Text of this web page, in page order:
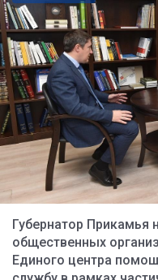
Губернатор Прикамья
общественных
Единого центра